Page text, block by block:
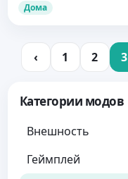
Категории модов
Внешность
Геймплей
Дома
‹ 1 2 3